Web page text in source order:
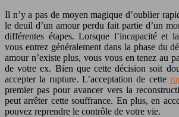
Il n’y a pas de moyen magique d’oublier
le deuil d’un amour perdu fait partie d’un
différentes étapes. Lorsque l’incapacité et
vous entrez généralement dans la phase du
amour n’existe plus, vous vous en tenez au
de votre ex. Bien que cette décision soit
accepter la rupture. L’acceptation de cette
premier pas pour avancer vers la
peut arrêter cette souffrance. En plus, en
pouvez reprendre le contrôle de votre vie.